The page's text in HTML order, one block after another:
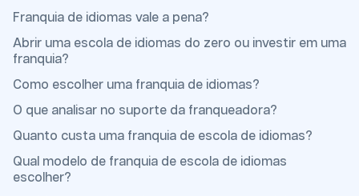
Franquia de idiomas vale a pena?
Abrir uma escola de idiomas do zero ou investir em uma
franquia?
Como escolher uma franquia de idiomas?
O que analisar no suporte da franqueadora?
Quanto custa uma franquia de escola de idiomas?
Qual modelo de franquia de escola de idiomas
escolher?